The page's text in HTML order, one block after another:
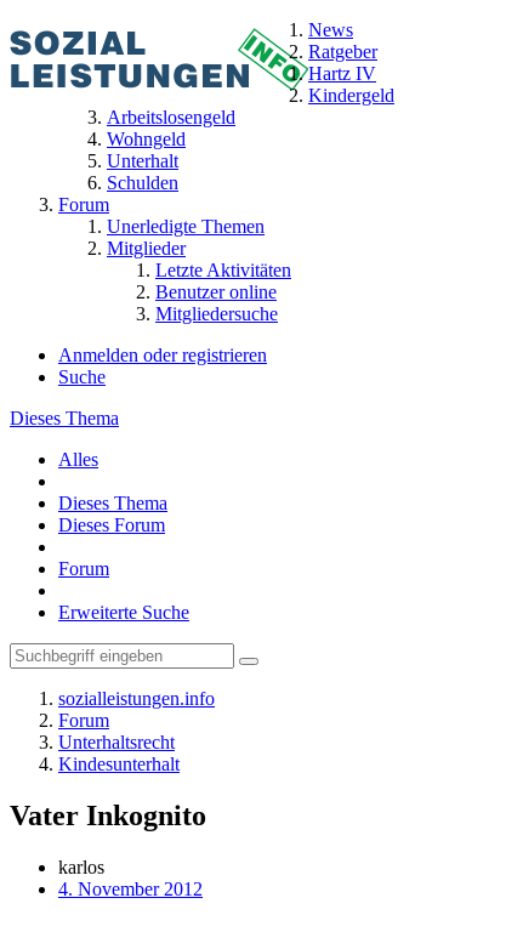
News
Ratgeber
Hartz IV
Kindergeld
Arbeitslosengeld
Wohngeld
Unterhalt
Schulden
Forum
Unerledigte Themen
Mitglieder
Letzte Aktivitäten
Benutzer online
Mitgliedersuche
Anmelden oder registrieren
Suche
Dieses Thema
Alles
Dieses Thema
Dieses Forum
Forum
Erweiterte Suche
sozialleistungen.info
Forum
Unterhaltsrecht
Kindesunterhalt
Vater Inkognito
karlos
4. November 2012